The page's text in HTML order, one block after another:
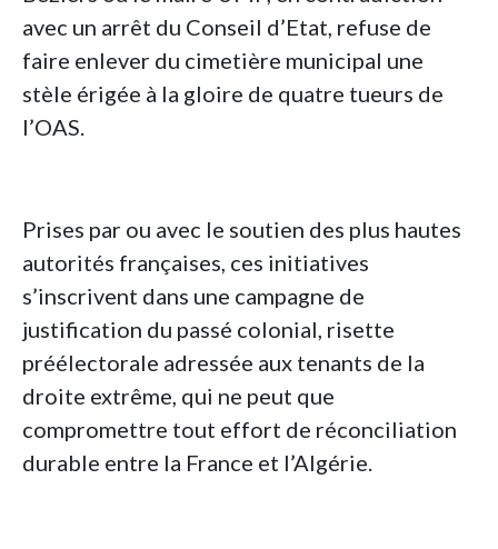
avec un arrêt du Conseil d’Etat, refuse de
faire enlever du cimetière municipal une
stèle érigée à la gloire de quatre tueurs de
l’OAS.
Prises par ou avec le soutien des plus hautes
autorités françaises, ces initiatives
s’inscrivent dans une campagne de
justification du passé colonial, risette
préélectorale adressée aux tenants de la
droite extrême, qui ne peut que
compromettre tout effort de réconciliation
durable entre la France et l’Algérie.